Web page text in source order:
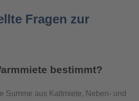
Fragen zur
bestimmt?
Summe aus Kaltmiete, Neben- und